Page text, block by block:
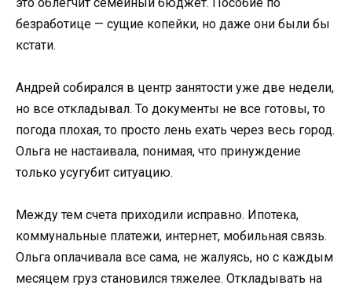
безработице — сущие копейки, но даже они были бы
кстати.
Андрей собирался в центр занятости уже две недели,
но все откладывал. То документы не все готовы, то
погода плохая, то просто лень ехать через весь город.
Ольга не настаивала, понимая, что принуждение
только усугубит ситуацию.
Между тем счета приходили исправно. Ипотека,
коммунальные платежи, интернет, мобильная связь.
Ольга оплачивала все сама, не жалуясь, но с каждым
месяцем груз становился тяжелее. Откладывать на